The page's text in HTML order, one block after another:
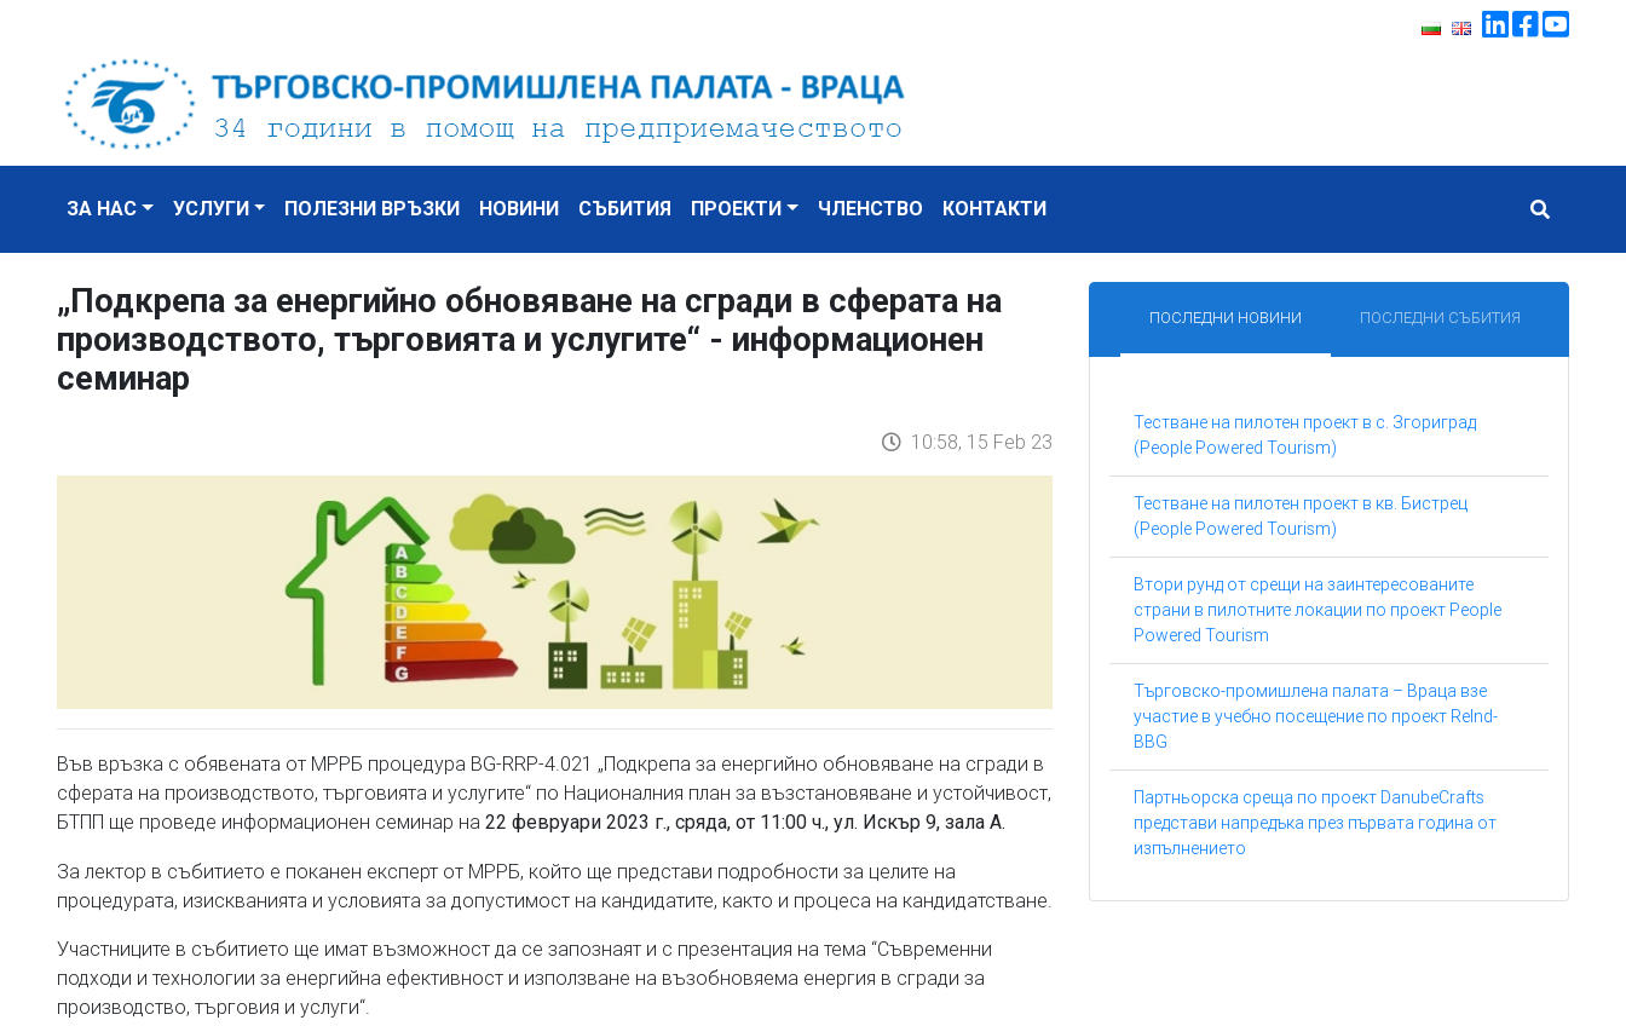
ЗА НАС УСЛУГИ ПОЛЕЗНИ ВРЪЗКИ НОВИНИ СЪБИТИЯ ПРОЕКТИ ЧЛЕНСТВО КОНТАКТИ
„Подкрепа за енергийно обновяване на сгради в сферата на
производството, търговията и услугите“ - информационен
семинар
10:58, 15 Feb 23
Във връзка с обявената от МРРБ процедура BG-RRP-4.021 „Подкрепа за енергийно обновяване на сгради в
сферата на производството, търговията и услугите“ по Националния план за възстановяване и устойчивост,
БТПП ще проведе информационен семинар на 22 февруари 2023 г., сряда, от 11:00 ч., ул. Искър 9, зала А.
За лектор в събитието е поканен експерт от МРРБ, който ще представи подробности за целите на
процедурата, изискванията и условията за допустимост на кандидатите, както и процеса на кандидатстване.
Участниците в събитието ще имат възможност да се запознаят и с презентация на тема “Съвременни
подходи и технологии за енергийна ефективност и използване на възобновяема енергия в сгради за
производство, търговия и услуги“.
ПОСЛЕДНИ НОВИНИ ПОСЛЕДНИ СЪБИТИЯ
Тестване на пилотен проект в с. Згориград
(People Powered Tourism)
Тестване на пилотен проект в кв. Бистрец
(People Powered Tourism)
Втори рунд от срещи на заинтересованите
страни в пилотните локации по проект People
Powered Tourism
Търговско-промишлена палата – Враца взе
участие в учебно посещение по проект ReInd-
BBG
Партньорска среща по проект DanubeCrafts
представи напредъка през първата година от
изпълнението